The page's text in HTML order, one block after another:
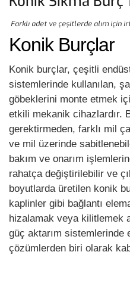
Farklı adet ve çeşitlerde alım için
Konik Burçlar
Konik burçlar, çeşitli
sistemlerinde kullanılan,
göbeklerini monte etmek
etkili mekanik cihazlardır.
gerektirmeden, farklı mil
ve mil üzerinde
bakım ve onarım
rahatça değiştirilebilir ve
boyutlarda üretilen konik
kaplinler gibi bağlantı
hizalamak veya kilitlemek
güç aktarım sistemlerinde
çözümlerden biri olarak